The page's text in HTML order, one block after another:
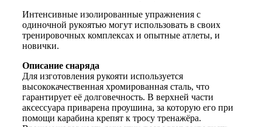
Интенсивные изолированные упражнения с
одиночной рукоятью могут использовать в своих
тренировочных комплексах и опытные атлеты, и
новички.
Описание снаряда
Для изготовления рукояти используется
высококачественная хромированная сталь, что
гарантирует её долговечность. В верхней части
аксессуара приварена проушина, за которую его при
помощи карабина крепят к тросу тренажёра.